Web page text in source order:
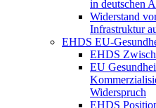
in deutschen
Widerstand
Infrastruktur
EHDS EU-
EHDS
EU
Widerspruch
EHDS